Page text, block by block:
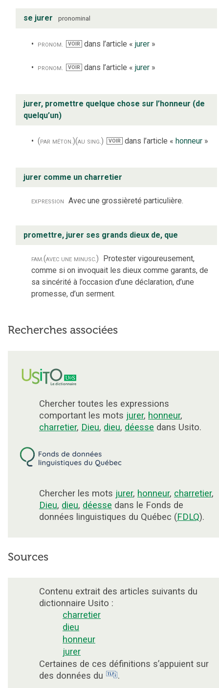
se jurer pronominal
pronom. VOIR dans l’article « jurer»
pronom. VOIR dans l’article « jurer»
jurer, promettre quelque chose sur l’honneur (de
quelqu’un)
(par méton.)(au sing.) VOIR dans l’article « honneur»
jurer comme un charretier
expression Avec une grossièreté particulière.
promettre, jurer ses grands dieux de, que
fam. (avec une minusc.) Protester vigoureusement,
comme si on invoquait les dieux comme garants, de
sa sincérité à l’occasion d’une déclaration, d’une
promesse, d’un serment.
Recherches associées
Chercher toutes les expressions
comportant les mots jurer, honneur,
charretier, Dieu, dieu, déesse dans Usito.
Chercher les mots jurer, honneur, charretier,
Dieu, dieu, déesse dans le Fonds de
données linguistiques du Québec (FDLQ).
Sources
Contenu extrait des articles suivants du
dictionnaire Usito :
charretier
dieu
honneur
jurer
Certaines de ces définitions s’appuient sur
des données du
.